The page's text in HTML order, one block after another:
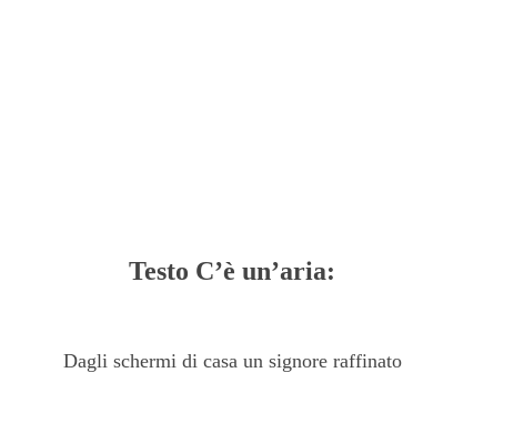
Testo C’è un’aria:
Dagli schermi di casa un signore raffinato